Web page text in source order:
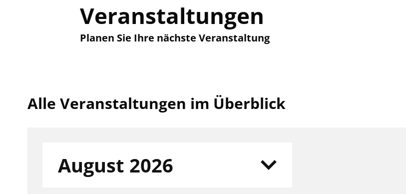
Veranstaltungen
Planen Sie Ihre nächste Veranstaltung
Alle Veranstaltungen im Überblick
August 2026